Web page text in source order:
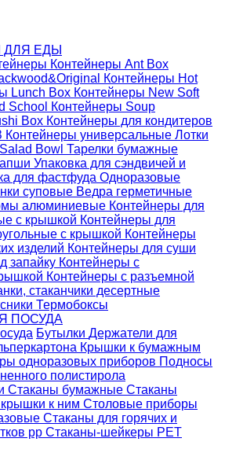
ЕДЫ
Контейнеры Ant Box
Контейнеры Hot
Lunch Box Контейнеры New Soft
School Контейнеры Soup
Box Контейнеры для кондитеров
Контейнеры универсальные Лотки
Bowl Тарелки бумажные
Упаковка для сэндвичей и
для фастфуда Одноразовые
суповые Ведра герметичные
алюминиевые Контейнеры для
с крышкой Контейнеры для
с крышкой Контейнеры
изделий Контейнеры для суши
запайку Контейнеры с
Контейнеры с разъемной
стаканчики десертные
Термобоксы
ПОСУДА
Бутылки Держатели для
Крышки к бумажным
одноразовых приборов Подносы
полистирола
Стаканы бумажные Стаканы
к ним Столовые приборы
Стаканы для горячих и
pp Стаканы-шейкеры PET